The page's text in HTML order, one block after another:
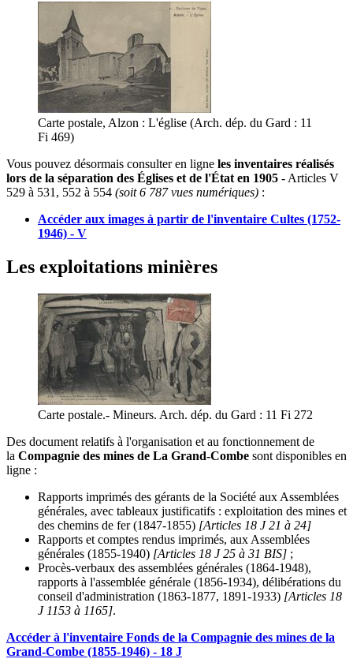
Carte postale, Alzon : L'église (Arch. dép. du Gard : 11
Fi 469)
Vous pouvez désormais consulter en ligne les inventaires réalisés
lors de la séparation des Églises et de l'État en 1905 - Articles V
529 à 531, 552 à 554 (soit 6 787 vues numériques) :
Accéder aux images à partir de l'inventaire Cultes (1752-
1946) - V
Les exploitations minières
Carte postale.- Mineurs. Arch. dép. du Gard : 11 Fi 272
Des document relatifs à l'organisation et au fonctionnement de
la Compagnie des mines de La Grand-Combe sont disponibles en
ligne :
Rapports imprimés des gérants de la Société aux Assemblées
générales, avec tableaux justificatifs : exploitation des mines et
des chemins de fer (1847-1855) [Articles 18 J 21 à 24]
Rapports et comptes rendus imprimés, aux Assemblées
générales (1855-1940) [Articles 18 J 25 à 31 BIS] ;
Procès-verbaux des assemblées générales (1864-1948),
rapports à l'assemblée générale (1856-1934), délibérations du
conseil d'administration (1863-1877, 1891-1933) [Articles 18
J 1153 à 1165].
Accéder à l'inventaire Fonds de la Compagnie des mines de la
Grand-Combe (1855-1946) - 18 J